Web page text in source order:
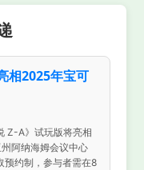
相2025年宝可
Z-A》试玩版将亮相
阿纳海姆会议中心
预约制，参与者需在8